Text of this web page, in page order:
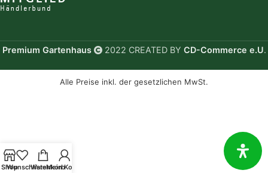
Premium Gartenhaus 2022 CREATED BY CD-Commerce e.U.
Shop
WunschlisteWarenkorb
Mein Konto
Alle Preise inkl. der gesetzlichen MwSt.